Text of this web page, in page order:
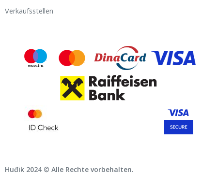
Verkaufsstellen
Huđik 2024 © Alle Rechte vorbehalten.